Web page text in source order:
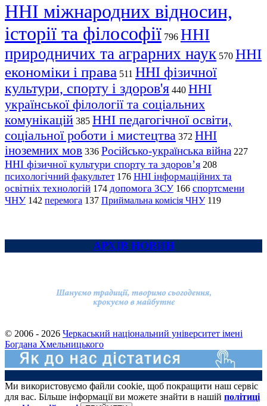
ННІ міжнародних відносин,
історії та філософії 796 ННІ
природничих та аграрних наук 570 ННІ
економіки і права 511 ННІ фізичної
культури, спорту і здоров'я 440 ННІ
української філології та соціальних
комунікацій 385 ННІ педагогічної освіти,
соціальної роботи і мистецтва 372 ННІ
іноземних мов 336 Російсько-українська війна 227
ННІ фізичної культури спорту та здоров’я 208
психологічний факультет 176 ННІ інформаційних та
освітніх технологій 174 допомога ЗСУ 166 спортсмени
ЧНУ 142 перемога 137 Приймальна комісія ЧНУ 119
АРХІВ НОВИН
© 2006 - 2026 Черкаський національний університет імені
Богдана Хмельницького
Ми використовуємо файли cookie, щоб покращити наш сервіс
для вас. Більше інформації ви можете знайти в нашій політиці